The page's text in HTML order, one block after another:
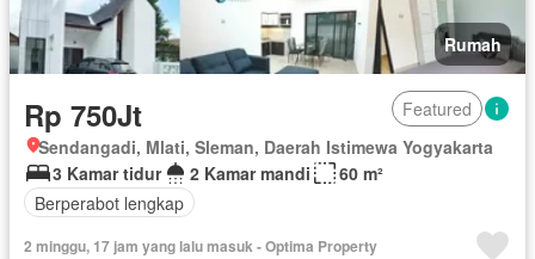
Rumah
Rp 750Jt
Featured
Sendangadi, Mlati, Sleman, Daerah Istimewa Yogyakarta
3 Kamar tidur
2 Kamar mandi
60 m²
Berperabot lengkap
2 minggu, 17 jam yang lalu masuk - Optima Property